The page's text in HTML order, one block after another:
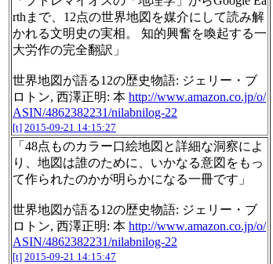
rthまで、12点の世界地図を媒介にして読み解
かれる文明史の実相。 知的興奮を喚起する一
大労作の完全翻訳」
世界地図が語る12の歴史物語: ジェリー・ブ
ロトン, 西澤正明: 本 http://www.amazon.co.jp/o/
ASIN/4862382231/nilabnilog-22
[t] 2015-09-21 14:15:27
「48点ものカラー口絵地図と詳細な洞察によ
り、地図は誰のために、いかなる意図をもっ
て作られたのかが明らかになる一冊です」
世界地図が語る12の歴史物語: ジェリー・ブ
ロトン, 西澤正明: 本 http://www.amazon.co.jp/o/
ASIN/4862382231/nilabnilog-22
[t] 2015-09-21 14:15:47